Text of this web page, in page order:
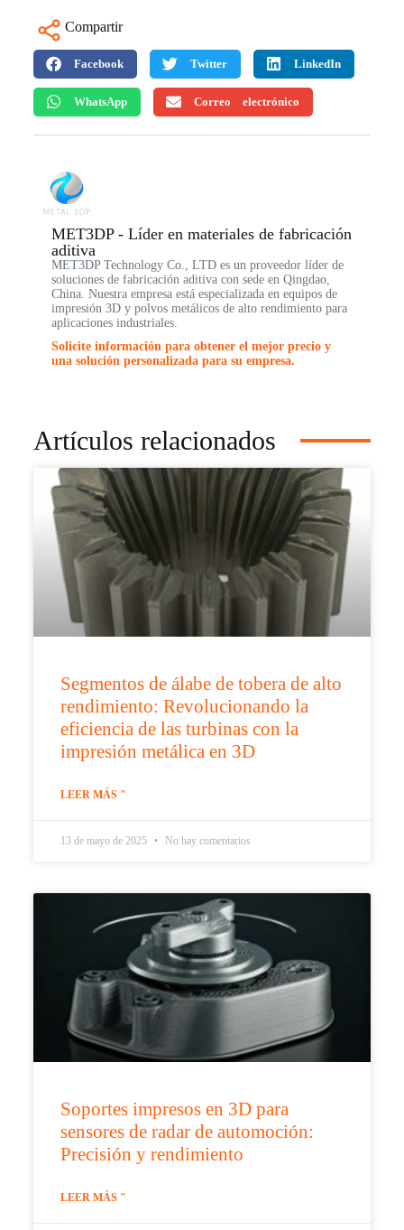
Compartir
Facebook Twitter LinkedIn
WhatsApp Correo electrónico
MET3DP - Líder en materiales de fabricación
aditiva
MET3DP Technology Co., LTD es un proveedor líder de
soluciones de fabricación aditiva con sede en Qingdao,
China. Nuestra empresa está especializada en equipos de
impresión 3D y polvos metálicos de alto rendimiento para
aplicaciones industriales.
Solicite información para obtener el mejor precio y
una solución personalizada para su empresa.
Artículos relacionados
Segmentos de álabe de tobera de alto
rendimiento: Revolucionando la
eficiencia de las turbinas con la
impresión metálica en 3D
LEER MÁS "
13 de mayo de 2025 No hay comentarios
Soportes impresos en 3D para
sensores de radar de automoción:
Precisión y rendimiento
LEER MÁS "